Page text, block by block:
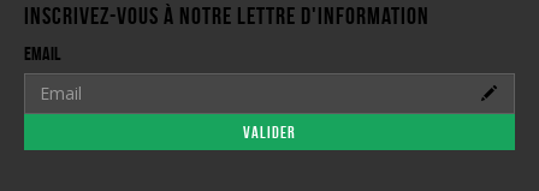
Inscrivez-vous à notre lettre d'information
Email
Valider